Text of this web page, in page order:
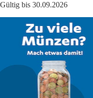
Gültig bis 30.09.2026